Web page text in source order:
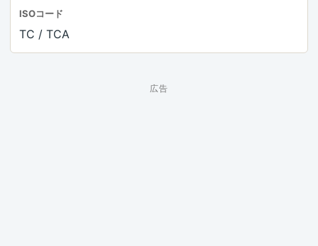
ISOコード
TC / TCA
広告